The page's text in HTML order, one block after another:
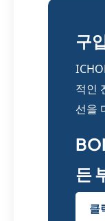
구
적인
선을
든
클